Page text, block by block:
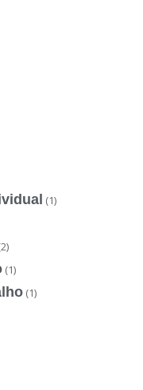
(1)
(1)
(1)